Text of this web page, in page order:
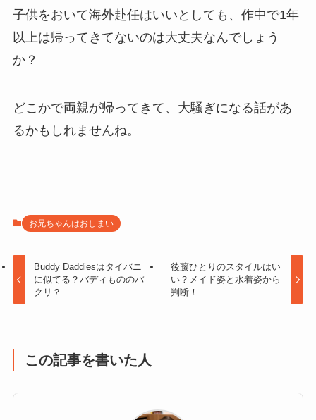
子供をおいて海外赴任はいいとしても、作中で1年
以上は帰ってきてないのは大丈夫なんでしょう
か？
どこかで両親が帰ってきて、大騒ぎになる話があ
るかもしれませんね。
お兄ちゃんはおしまい
Buddy Daddiesはタイバニ
に似てる？バディもののパ
クリ？
後藤ひとりのスタイルはい
い？メイド姿と水着姿から
判断！
この記事を書いた人